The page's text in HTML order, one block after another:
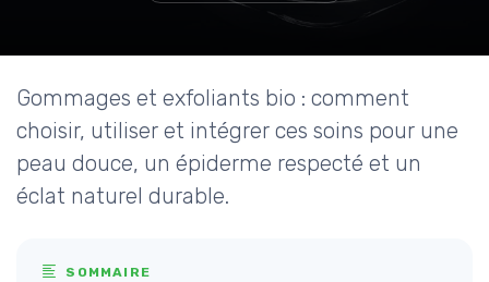
Gommages et exfoliants bio : comment
choisir, utiliser et intégrer ces soins pour une
peau douce, un épiderme respecté et un
éclat naturel durable.
SOMMAIRE